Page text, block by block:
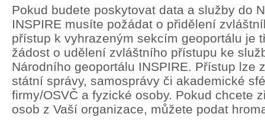
Pokud budete poskytovat data a služby do
INSPIRE musíte požádat o přidělení
přístup k vyhrazeným sekcím geoportálu je
žádost o udělení zvláštního přístupu ke
Národního geoportálu INSPIRE. Přístup lze
státní správy, samosprávy či akademické
firmy/OSVČ a fyzické osoby. Pokud chcete
osob z Vaší organizace, můžete podat